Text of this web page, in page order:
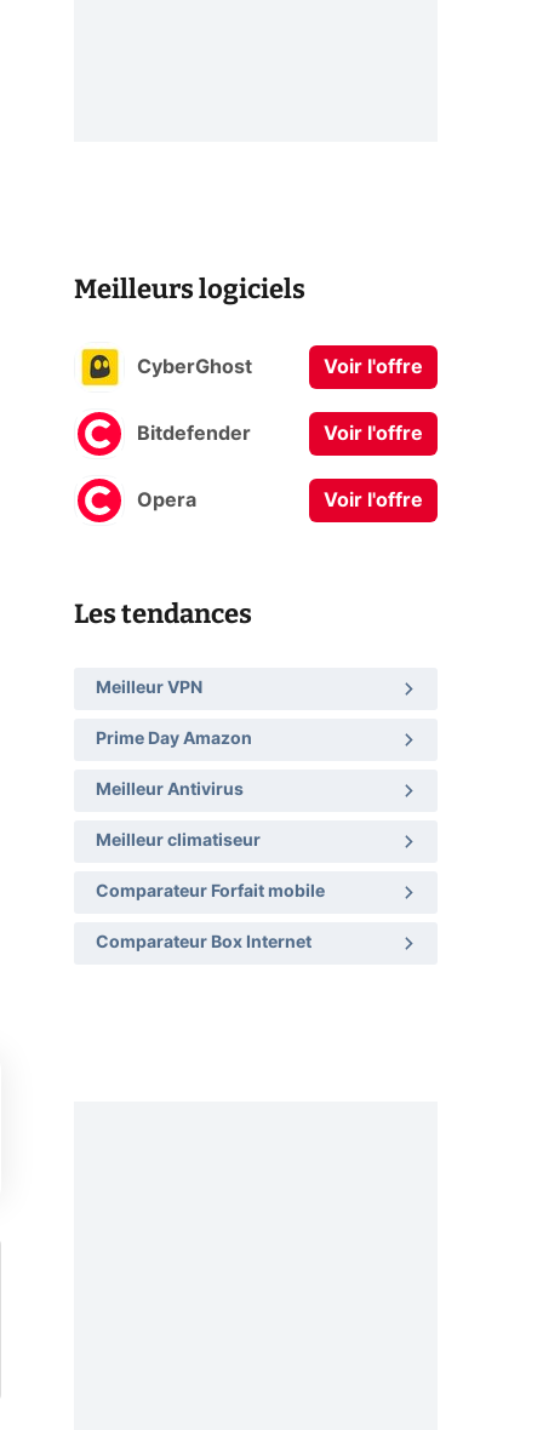
Meilleurs logiciels
CyberGhost Voir l'offre
Bitdefender Voir l'offre
Opera Voir l'offre
Les tendances
Meilleur VPN
Prime Day Amazon
Meilleur Antivirus
Meilleur climatiseur
Comparateur Forfait mobile
Comparateur Box Internet